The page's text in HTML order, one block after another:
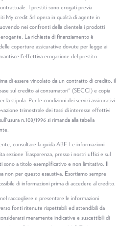
I prestiti sono erogati previa
My credit Srl opera in qualità di agente in
nei confronti della clientela i prodotti
La richiesta di finanziamento è
coperture assicurative dovute per legge ai
l'effettiva erogazione del prestito
di essere vincolato da un contratto di credito, il
sul credito ai consumatori" (SECCI) e copia
stipula. Per le condizioni dei servizi assicurativi
trimestrale dei tassi di interesse effettivi
n.108/1996 si rimanda alla tabella
consultare la guida ABF. Le informazioni
sezione Trasparenza, presso i nostri uffici e sul
a titolo esemplificativo e non limitativo. Il
non per questo esaustiva. Esortiamo sempre
di informazioni prima di accedere al credito.
raccogliere e presentare le informazioni
fonti ritenute rispettabili ed attendibili da
meramente indicative e suscettibili di